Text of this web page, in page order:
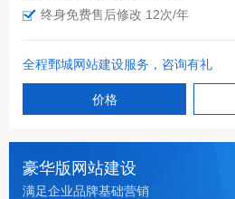
终身免费售后修改 12次/年
全程鄄城网站建设服务，咨询有礼
价格
豪华版网站建设
满足企业品牌基础营销